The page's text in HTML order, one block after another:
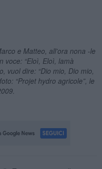
e Matteo, all'ora nona -le
voce: “Eloì , Eloì , lamà
vuol dire: “Dio mio, Dio mio,
“Projet hydro agricole”, le